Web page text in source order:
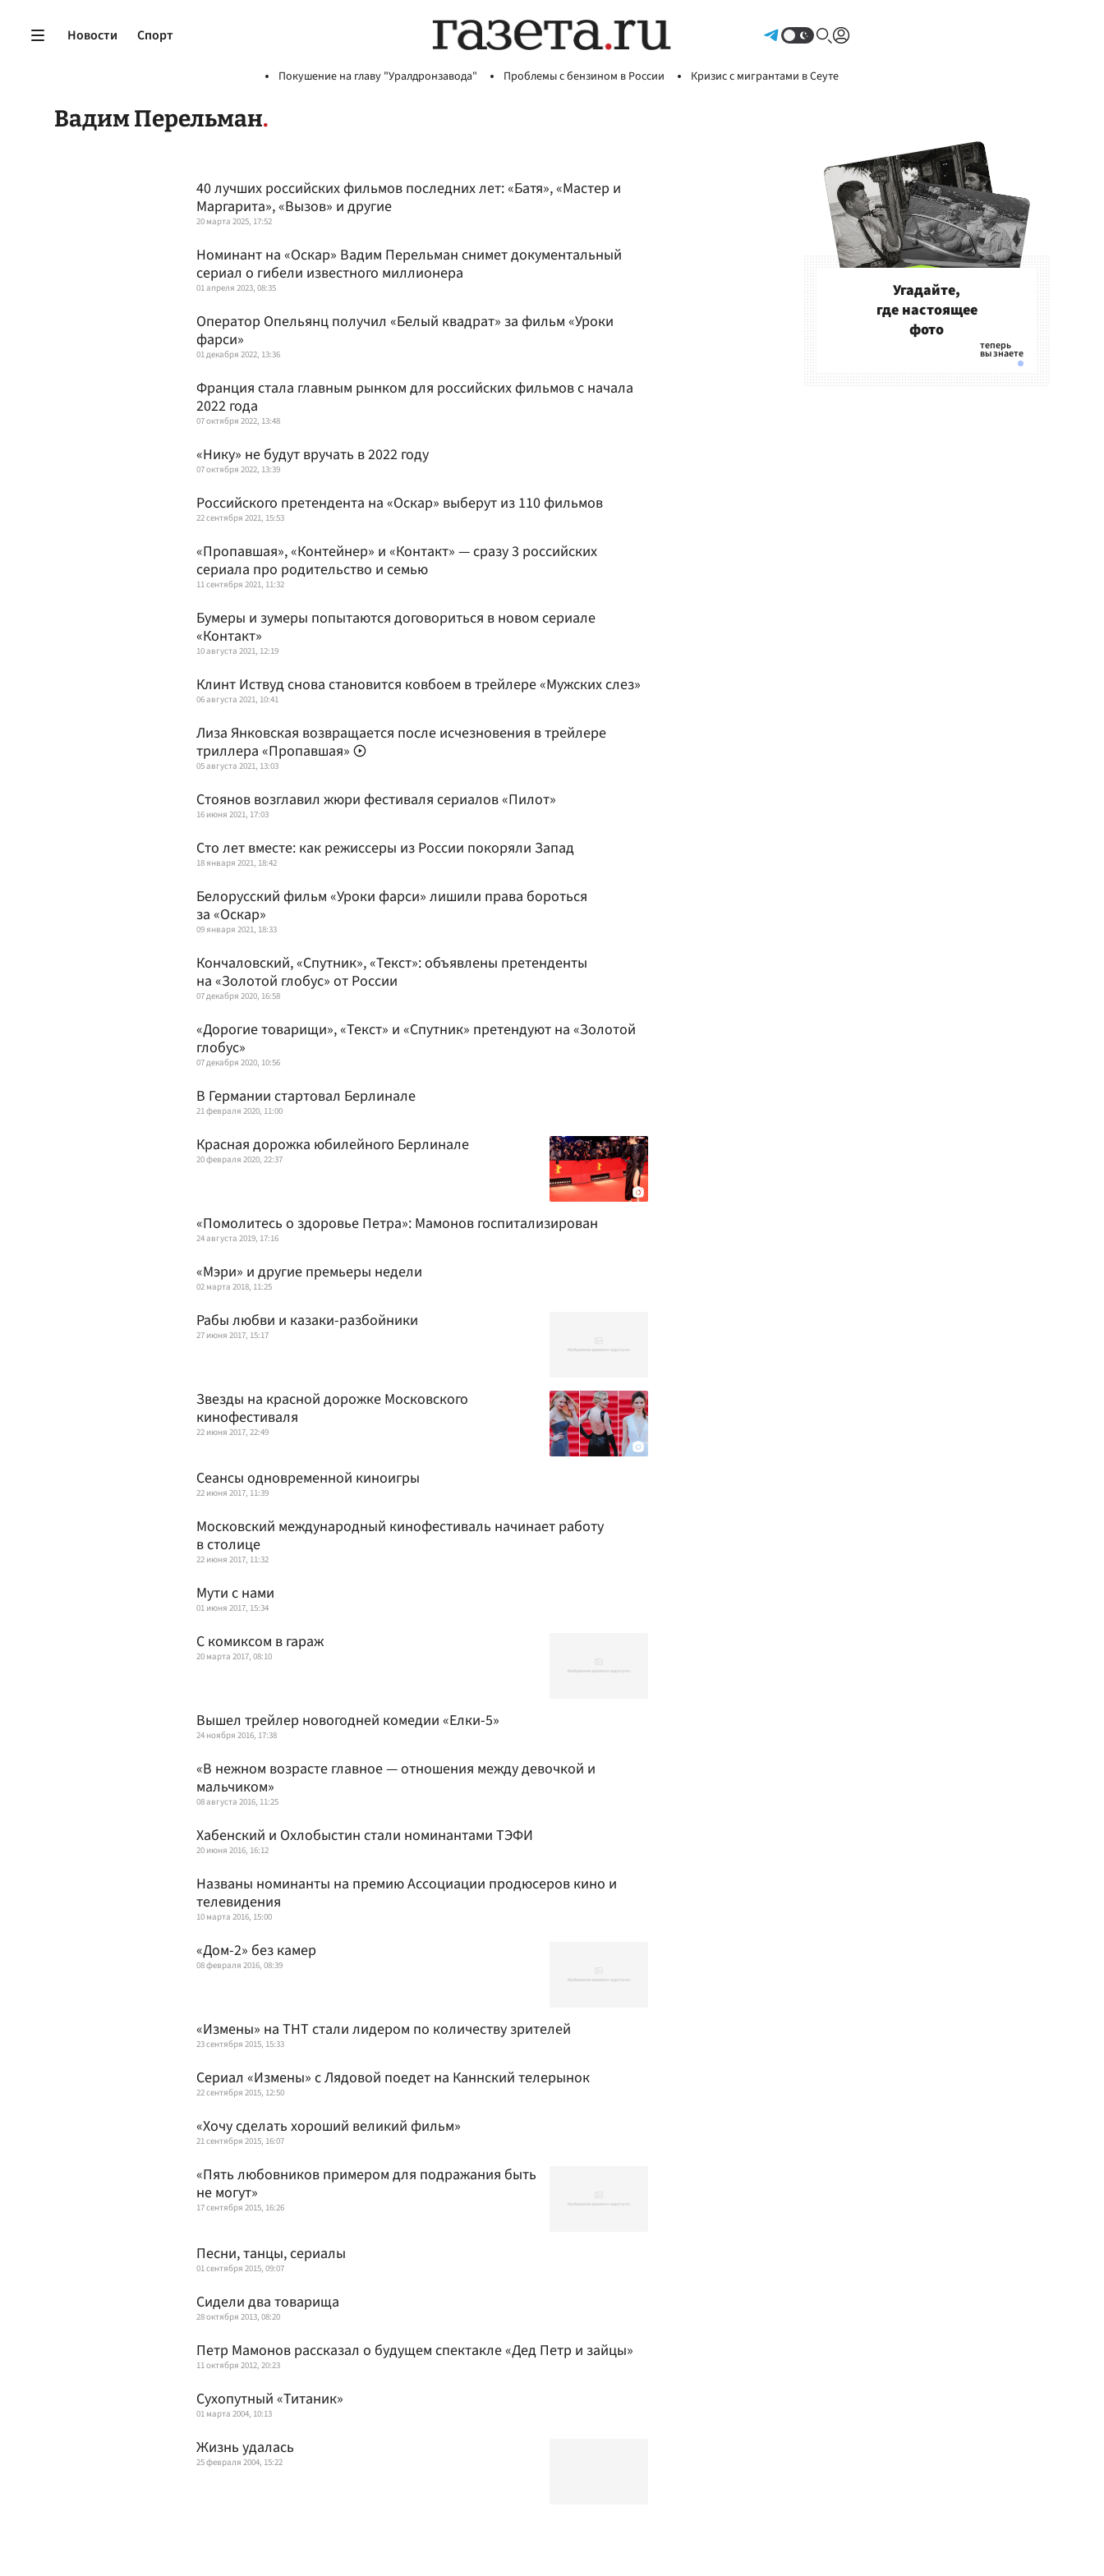
Новости Спорт
Покушение на главу "Уралдронзавода" Проблемы с бензином в России Кризис с мигрантами в Сеуте
Вадим Перельман
40 лучших российских фильмов последних лет: «Батя», «Мастер и
Маргарита», «Вызов» и другие
20 марта 2025, 17:52
Номинант на «Оскар» Вадим Перельман снимет документальный
сериал о гибели известного миллионера
01 апреля 2023, 08:35
Оператор Опельянц получил «Белый квадрат» за фильм «Уроки
фарси»
01 декабря 2022, 13:36
Франция стала главным рынком для российских фильмов с начала
2022 года
07 октября 2022, 13:48
«Нику» не будут вручать в 2022 году
07 октября 2022, 13:39
Российского претендента на «Оскар» выберут из 110 фильмов
22 сентября 2021, 15:53
«Пропавшая», «Контейнер» и «Контакт» — сразу 3 российских
сериала про родительство и семью
11 сентября 2021, 11:32
Бумеры и зумеры попытаются договориться в новом сериале
«Контакт»
10 августа 2021, 12:19
Клинт Иствуд снова становится ковбоем в трейлере «Мужских слез»
06 августа 2021, 10:41
Лиза Янковская возвращается после исчезновения в трейлере
триллера «Пропавшая»
05 августа 2021, 13:03
Стоянов возглавил жюри фестиваля сериалов «Пилот»
16 июня 2021, 17:03
Сто лет вместе: как режиссеры из России покоряли Запад
18 января 2021, 18:42
Белорусский фильм «Уроки фарси» лишили права бороться
за «Оскар»
09 января 2021, 18:33
Кончаловский, «Спутник», «Текст»: объявлены претенденты
на «Золотой глобус» от России
07 декабря 2020, 16:58
«Дорогие товарищи», «Текст» и «Спутник» претендуют на «Золотой
глобус»
07 декабря 2020, 10:56
В Германии стартовал Берлинале
21 февраля 2020, 11:00
Красная дорожка юбилейного Берлинале
20 февраля 2020, 22:37
«Помолитесь о здоровье Петра»: Мамонов госпитализирован
24 августа 2019, 17:16
«Мэри» и другие премьеры недели
02 марта 2018, 11:25
Рабы любви и казаки-разбойники
27 июня 2017, 15:17
Звезды на красной дорожке Московского
кинофестиваля
22 июня 2017, 22:49
Сеансы одновременной киноигры
22 июня 2017, 11:39
Московский международный кинофестиваль начинает работу
в столице
22 июня 2017, 11:32
Мути с нами
01 июня 2017, 15:34
С комиксом в гараж
20 марта 2017, 08:10
Вышел трейлер новогодней комедии «Елки-5»
24 ноября 2016, 17:38
«В нежном возрасте главное — отношения между девочкой и
мальчиком»
08 августа 2016, 11:25
Хабенский и Охлобыстин стали номинантами ТЭФИ
20 июня 2016, 16:12
Названы номинанты на премию Ассоциации продюсеров кино и
телевидения
10 марта 2016, 15:00
«Дом-2» без камер
08 февраля 2016, 08:39
«Измены» на ТНТ стали лидером по количеству зрителей
23 сентября 2015, 15:33
Сериал «Измены» c Лядовой поедет на Каннский телерынок
22 сентября 2015, 12:50
«Хочу сделать хороший великий фильм»
21 сентября 2015, 16:07
«Пять любовников примером для подражания быть
не могут»
17 сентября 2015, 16:26
Песни, танцы, сериалы
01 сентября 2015, 09:07
Сидели два товарища
28 октября 2013, 08:20
Петр Мамонов рассказал о будущем спектакле «Дед Петр и зайцы»
11 октября 2012, 20:23
Сухопутный «Титаник»
01 марта 2004, 10:13
Жизнь удалась
25 февраля 2004, 15:22
Угадайте,
где настоящее
фото